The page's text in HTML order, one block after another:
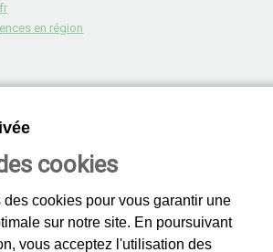
cookies
des cookies pour vous garantir une
sur notre site. En poursuivant
vous acceptez l'utilisation des
en région